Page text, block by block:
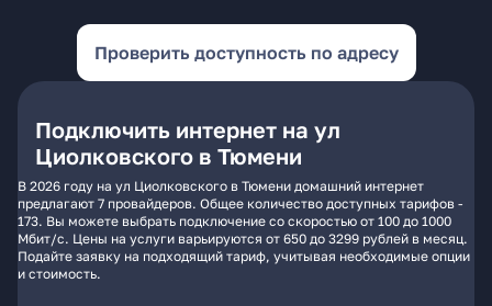
Проверить доступность по адресу
Подключить интернет на ул
Циолковского в Тюмени
В 2026 году на ул Циолковского в Тюмени домашний интернет
предлагают 7 провайдеров. Общее количество доступных тарифов -
173. Вы можете выбрать подключение со скоростью от 100 до 1000
Мбит/с. Цены на услуги варьируются от 650 до 3299 рублей в месяц.
Подайте заявку на подходящий тариф, учитывая необходимые опции
и стоимость.